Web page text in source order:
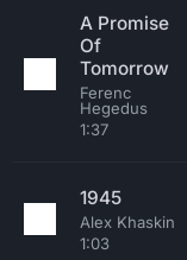
A Promise
Of
Tomorrow
Ferenc
Hegedus
1:37
1945
Alex Khaskin
1:03